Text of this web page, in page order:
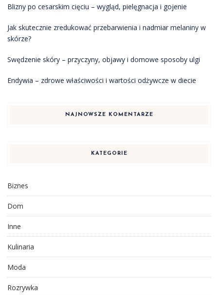
Blizny po cesarskim cięciu – wygląd, pielęgnacja i gojenie
Jak skutecznie zredukować przebarwienia i nadmiar melaniny w
skórze?
Swędzenie skóry – przyczyny, objawy i domowe sposoby ulgi
Endywia – zdrowe właściwości i wartości odżywcze w diecie
NAJNOWSZE KOMENTARZE
KATEGORIE
Biznes
Dom
Inne
Kulinaria
Moda
Rozrywka